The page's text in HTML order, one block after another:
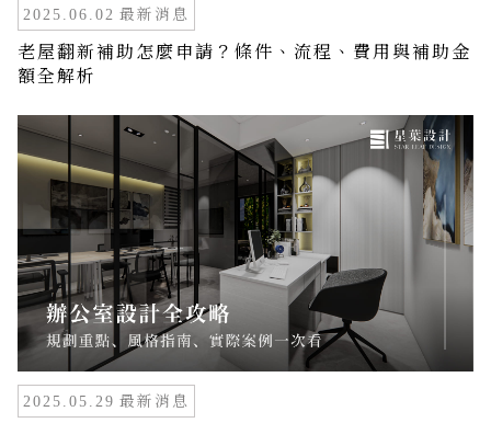
2025.06.02 最新消息
老屋翻新補助怎麼申請？條件、流程、費用與補助金
額全解析
2025.05.29 最新消息